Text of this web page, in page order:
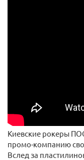
Киевские рокеры
промо-компанию
Вслед за